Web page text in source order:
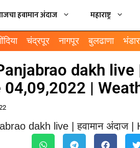
हवामान अंदाज महाराष्ट्र
चंद्रपूर नागपूर बुलढाणा
dakh live
|